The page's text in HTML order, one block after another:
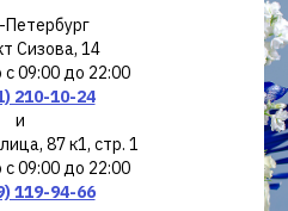
Сизова, 14
09:00 до 22:00
210-10-24
и
87 к1, стр. 1
09:00 до 22:00
119-94-66